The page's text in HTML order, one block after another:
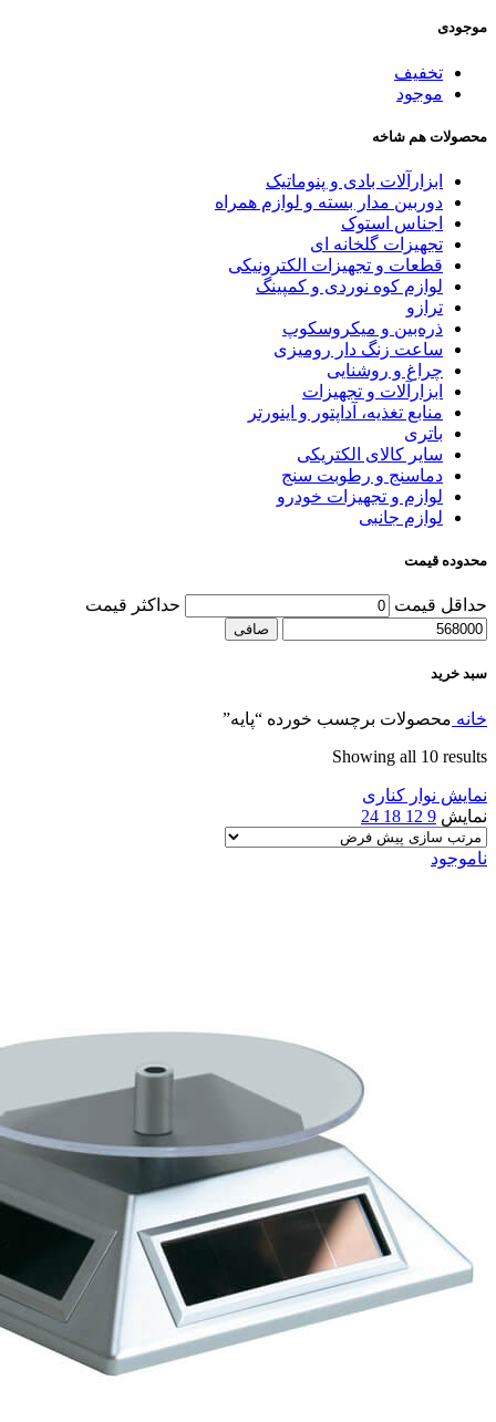
موجودی
تخفیف
موجود
محصولات هم شاخه
ابزارآلات بادی و پنوماتیک
دوربین مدار بسته و لوازم همراه
اجناس استوک
تجهیزات گلخانه ای
قطعات و تجهیزات الکترونیکی
لوازم کوه نوردی و کمپینگ
ترازو
ذره‌بین و میکروسکوپ
ساعت زنگ دار رومیزی
چراغ و روشنایی
ابزارآلات و تجهیزات
منابع تغذیه، آداپتور و اینورتر
باتری
سایر کالای الکتریکی
دماسنج و رطوبت سنج
لوازم و تجهیزات خودرو
لوازم جانبی
محدوده قیمت
حداقل قیمت حداكثر قيمت
صافی
سبد خرید
خانه محصولات برچسب خورده “پایه”
Showing all 10 results
نمایش نوار کناری
نمایش 9
12
18
24
ناموجود